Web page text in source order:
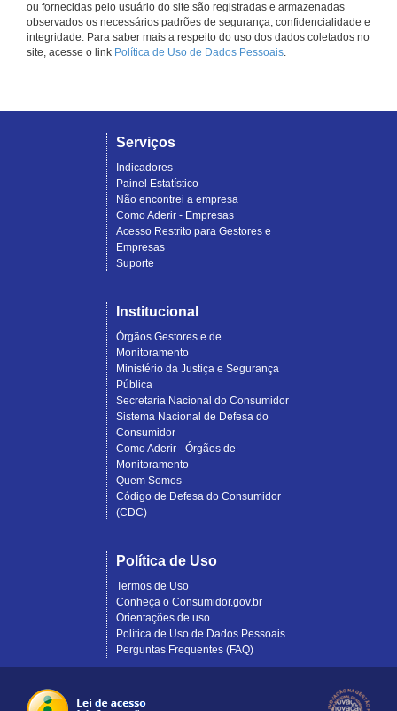
ou fornecidas pelo usuário do site são registradas e armazenadas
observados os necessários padrões de segurança, confidencialidade e
integridade. Para saber mais a respeito do uso dos dados coletados no
site, acesse o link Política de Uso de Dados Pessoais.
Serviços
Indicadores
Painel Estatístico
Não encontrei a empresa
Como Aderir - Empresas
Acesso Restrito para Gestores e
Empresas
Suporte
Institucional
Órgãos Gestores e de
Monitoramento
Ministério da Justiça e Segurança
Pública
Secretaria Nacional do Consumidor
Sistema Nacional de Defesa do
Consumidor
Como Aderir - Órgãos de
Monitoramento
Quem Somos
Código de Defesa do Consumidor
(CDC)
Política de Uso
Termos de Uso
Conheça o Consumidor.gov.br
Orientações de uso
Política de Uso de Dados Pessoais
Perguntas Frequentes (FAQ)